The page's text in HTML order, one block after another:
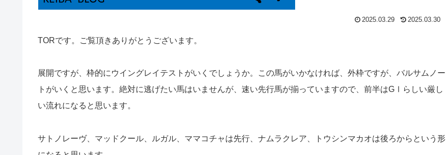
2025.03.29 2025.03.30
TORです。ご覧頂きありがとうございます。
展開ですが、枠的にウイングレイテストがいくでしょうか。この馬がいかなければ、外枠ですが、バルサムノー
トがいくと思います。絶対に逃げたい馬はいませんが、速い先行馬が揃っていますので、前半はGⅠらしい厳し
い流れになると思います。
サトノレーヴ、マッドクール、ルガル、ママコチャは先行、ナムラクレア、トウシンマカオは後ろからという形